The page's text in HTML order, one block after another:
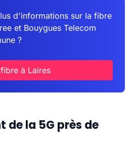
d'informations sur la fibre
et Bouygues Telecom
?
à Laires
de la 5G près de